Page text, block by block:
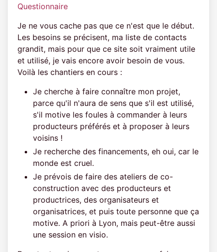
Questionnaire
Je ne vous cache pas que ce n'est que le début.
Les besoins se précisent, ma liste de contacts
grandit, mais pour que ce site soit vraiment utile
et utilisé, je vais encore avoir besoin de vous.
Voilà les chantiers en cours :
Je cherche à faire connaître mon projet,
parce qu'il n'aura de sens que s'il est utilisé,
s'il motive les foules à commander à leurs
producteurs préférés et à proposer à leurs
voisins !
Je recherche des financements, eh oui, car le
monde est cruel.
Je prévois de faire des ateliers de co-
construction avec des producteurs et
productrices, des organisateurs et
organisatrices, et puis toute personne que ça
motive. A priori à Lyon, mais peut-être aussi
une session en visio.